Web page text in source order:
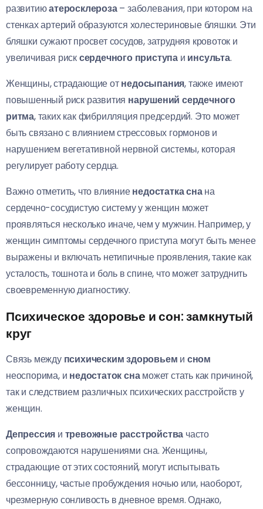
развитиюатеросклероза– заболевания, при котором на
стенках артерий образуются холестериновые бляшки. Эти
бляшки сужают просвет сосудов, затрудняя кровоток и
увеличивая рисксердечного приступа и инсульта.
Женщины, страдающие отнедосыпания, также имеют
повышенный риск развития нарушений сердечного
ритма, таких как фибрилляция предсердий. Это может
быть связано с влиянием стрессовых гормонов и
нарушением вегетативной нервной системы, которая
регулирует работу сердца.
Важно отметить, что влияниенедостатка снана
сердечно-сосудистую систему у женщин может
проявляться несколько иначе, чем у мужчин. Например, у
женщин симптомы сердечного приступа могут быть менее
выражены и включать нетипичные проявления, такие как
усталость, тошнота и боль в спине, что может затруднить
своевременную диагностику.
Психическое здоровье и сон: замкнутый
круг
Связь между психическим здоровьем и сном
неоспорима, и недостаток снаможет стать как причиной,
так и следствием различных психических расстройств у
женщин.
Депрессия и тревожные расстройства часто
сопровождаются нарушениями сна. Женщины,
страдающие от этих состояний, могут испытывать
бессонницу, частые пробуждения ночью или, наоборот,
чрезмерную сонливость в дневное время. Однако,